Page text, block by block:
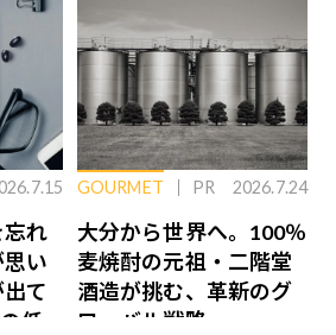
れ
い
て
低
GOURMET PR 2026.7.24
大分から世界へ。100％
麦焼酎の元祖・二階堂
酒造が挑む、革新のグ
ローバル戦略